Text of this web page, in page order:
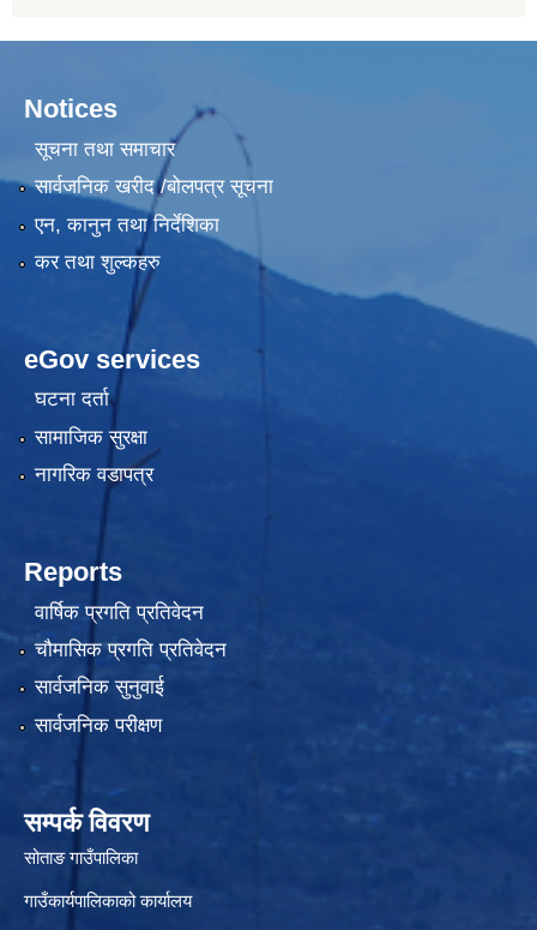
Notices
सूचना तथा समाचार
सार्वजनिक खरीद /बोलपत्र सूचना
एन, कानुन तथा निर्देशिका
कर तथा शुल्कहरु
eGov services
घटना दर्ता
सामाजिक सुरक्षा
नागरिक वडापत्र
Reports
वार्षिक प्रगति प्रतिवेदन
चौमासिक प्रगति प्रतिवेदन
सार्वजनिक सुनुवाई
सार्वजनिक परीक्षण
सम्पर्क विवरण
सोताङ गाउँपालिका
गाउँकार्यपालिकाको कार्यालय